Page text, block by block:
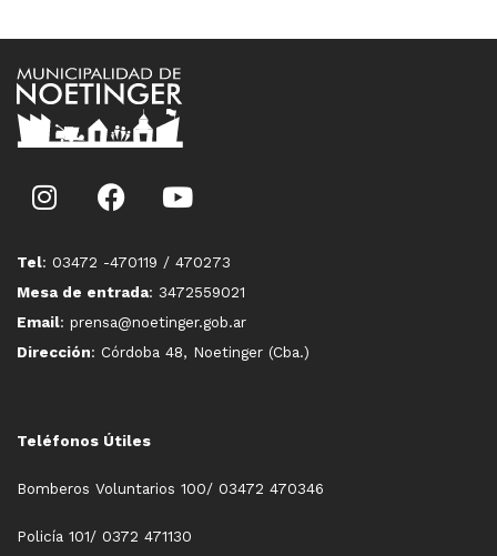
Tel: 03472 -470119 / 470273
Mesa de entrada: 3472559021
Email: prensa@noetinger.gob.ar
Dirección: Córdoba 48, Noetinger (Cba.)
Teléfonos Útiles
Bomberos Voluntarios 100/ 03472 470346
Policía 101/ 0372 471130